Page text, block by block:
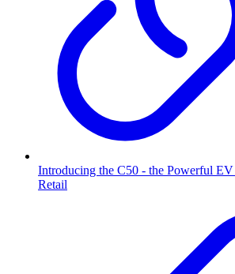
Introducing the C50 - the Powerful
Retail